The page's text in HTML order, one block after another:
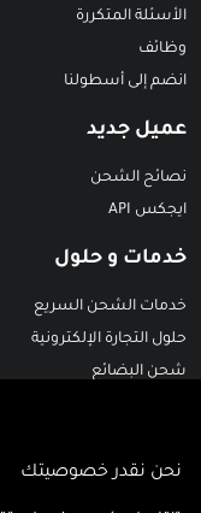
نحن نقدر خصوصيتك
الأسئلة المتكررة
وظائف
انضم إلى أسطولنا
عميل جديد
نصائح الشحن
ايجكس API
خدمات و حلول
خدمات الشحن السريع
حلول التجارة الإلكترونية
شحن البضائع
حلول الفارما وسلاسل التبريد